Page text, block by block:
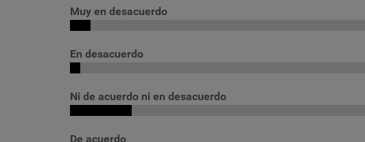
Muy en desacuerdo
En desacuerdo
Ni de acuerdo ni en desacuerdo
De acuerdo